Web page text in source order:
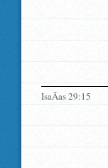
IsaÃ­as 29:15